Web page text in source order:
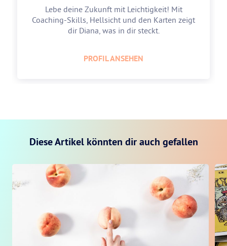
Lebe deine Zukunft mit Leichtigkeit! Mit
Coaching-Skills, Hellsicht und den Karten zeigt
dir Diana, was in dir steckt.
PROFIL ANSEHEN
Diese Artikel könnten dir auch gefallen